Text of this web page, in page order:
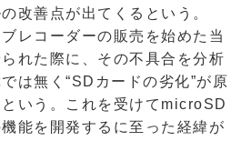
改善点が出てくるという。
レコーダーの販売を始めた当
れた際に、その不具合を分析
は無く“SDカードの劣化”が原
いう。これを受けてmicroSD
能を開発するに至った経緯が